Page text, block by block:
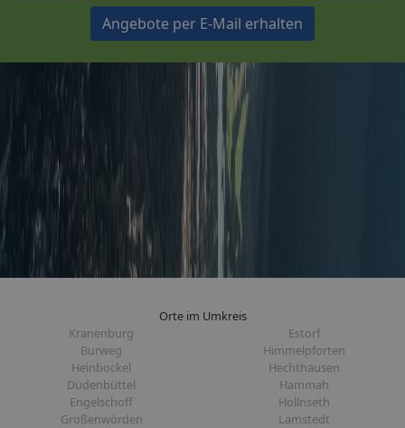
Angebote per E-Mail erhalten
Orte im Umkreis
Kranenburg
Estorf
Burweg
Himmelpforten
Heinbockel
Hechthausen
Düdenbüttel
Hammah
Engelschoff
Hollnseth
Großenwörden
Lamstedt